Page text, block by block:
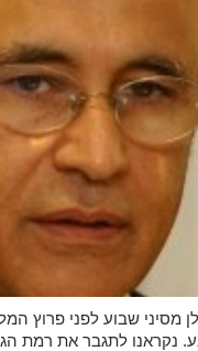
מסיני שבוע לפני פרוץ
נקראנו לתגבר את רמת